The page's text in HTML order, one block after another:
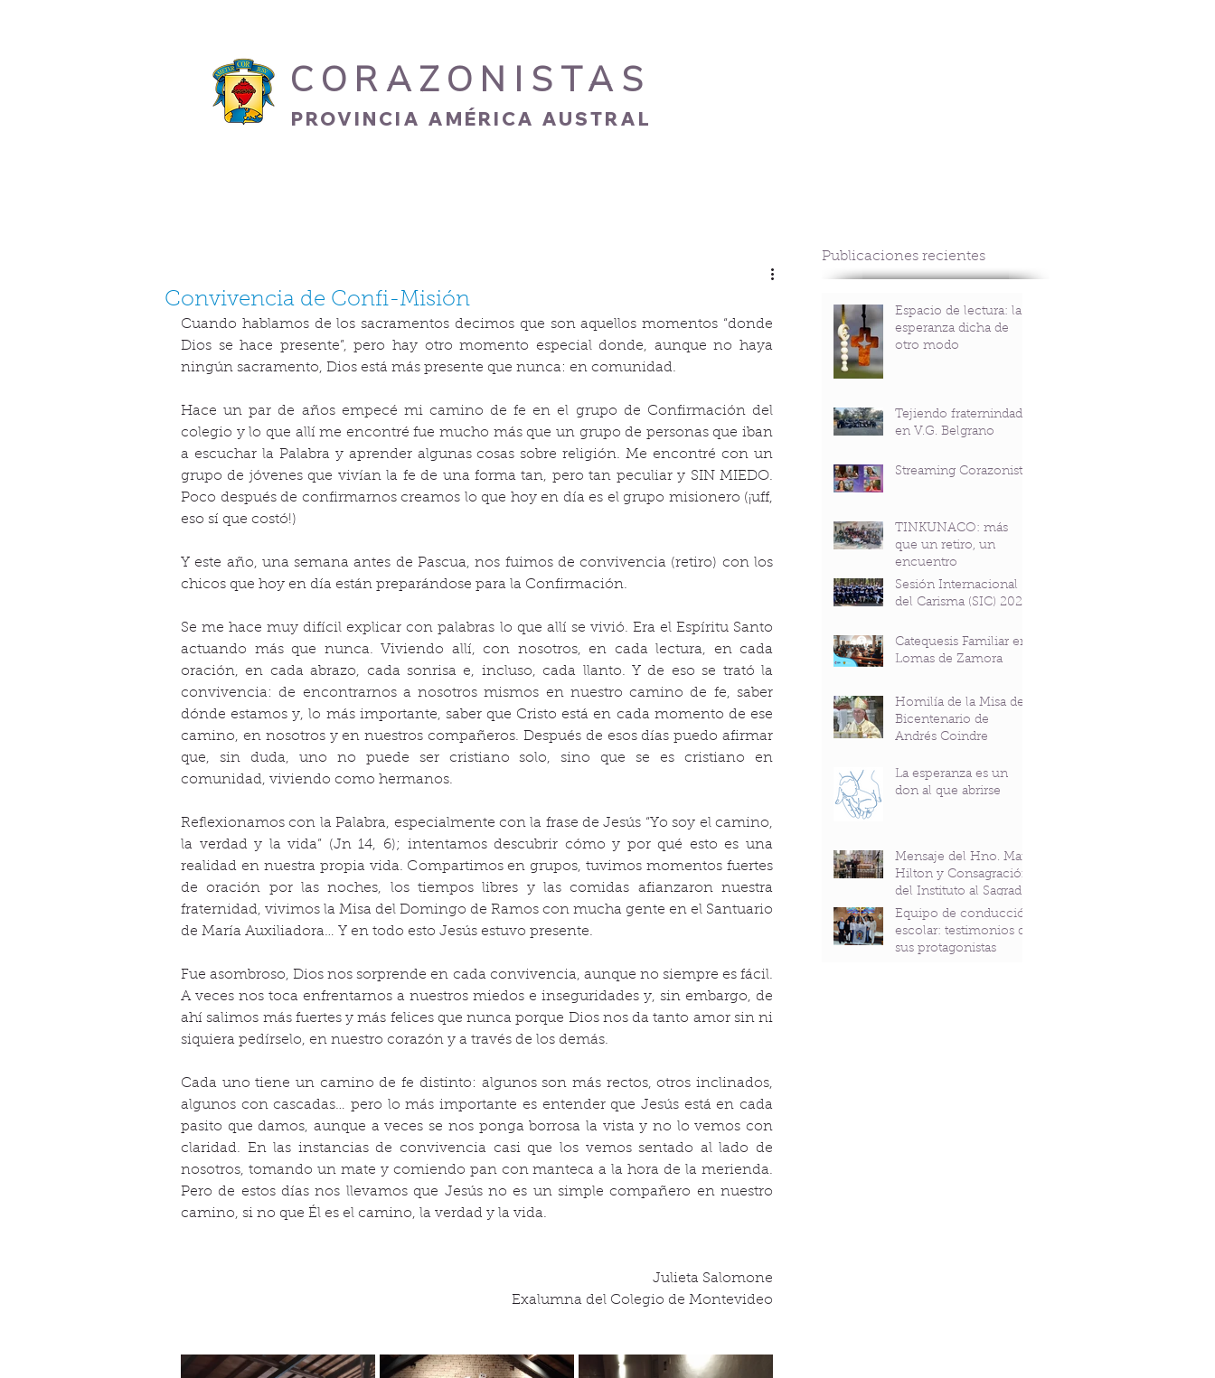
CORAZONISTAS
PROVINCIA AMÉRICA AUSTRAL
Convivencia de Confi-Misión
Cuando hablamos de los sacramentos decimos que son aquellos momentos “donde
Dios se hace presente”, pero hay otro momento especial donde, aunque no haya
ningún sacramento, Dios está más presente que nunca: en comunidad.
Hace un par de años empecé mi camino de fe en el grupo de Confirmación del
colegio y lo que allí me encontré fue mucho más que un grupo de personas que iban
a escuchar la Palabra y aprender algunas cosas sobre religión. Me encontré con un
grupo de jóvenes que vivían la fe de una forma tan, pero tan peculiar y SIN MIEDO.
Poco después de confirmarnos creamos lo que hoy en día es el grupo misionero (¡uff,
eso sí que costó!)
Y este año, una semana antes de Pascua, nos fuimos de convivencia (retiro) con los
chicos que hoy en día están preparándose para la Confirmación.
Se me hace muy difícil explicar con palabras lo que allí se vivió. Era el Espíritu Santo
actuando más que nunca. Viviendo allí, con nosotros, en cada lectura, en cada
oración, en cada abrazo, cada sonrisa e, incluso, cada llanto. Y de eso se trató la
convivencia: de encontrarnos a nosotros mismos en nuestro camino de fe, saber
dónde estamos y, lo más importante, saber que Cristo está en cada momento de ese
camino, en nosotros y en nuestros compañeros. Después de esos días puedo afirmar
que, sin duda, uno no puede ser cristiano solo, sino que se es cristiano en
comunidad, viviendo como hermanos.
Reflexionamos con la Palabra, especialmente con la frase de Jesús “Yo soy el camino,
la verdad y la vida” (Jn 14, 6); intentamos descubrir cómo y por qué esto es una
realidad en nuestra propia vida. Compartimos en grupos, tuvimos momentos fuertes
de oración por las noches, los tiempos libres y las comidas afianzaron nuestra
fraternidad, vivimos la Misa del Domingo de Ramos con mucha gente en el Santuario
de María Auxiliadora… Y en todo esto Jesús estuvo presente.
Fue asombroso, Dios nos sorprende en cada convivencia, aunque no siempre es fácil.
A veces nos toca enfrentarnos a nuestros miedos e inseguridades y, sin embargo, de
ahí salimos más fuertes y más felices que nunca porque Dios nos da tanto amor sin ni
siquiera pedírselo, en nuestro corazón y a través de los demás.
Cada uno tiene un camino de fe distinto: algunos son más rectos, otros inclinados,
algunos con cascadas… pero lo más importante es entender que Jesús está en cada
pasito que damos, aunque a veces se nos ponga borrosa la vista y no lo vemos con
claridad. En las instancias de convivencia casi que los vemos sentado al lado de
nosotros, tomando un mate y comiendo pan con manteca a la hora de la merienda.
Pero de estos días nos llevamos que Jesús no es un simple compañero en nuestro
camino, si no que Él es el camino, la verdad y la vida.
Julieta Salomone
Exalumna del Colegio de Montevideo
Publicaciones recientes
Espacio de lectura: la
esperanza dicha de
otro modo
Tejiendo fraternindad
en V.G. Belgrano
Streaming Corazonista
TINKUNACO: más
que un retiro, un
encuentro
Sesión Internacional
del Carisma (SIC) 2026
Catequesis Familiar en
Lomas de Zamora
Homilía de la Misa del
Bicentenario de
Andrés Coindre
La esperanza es un
don al que abrirse
Mensaje del Hno. Mark
Hilton y Consagración
del Instituto al Sagrado
Corazón en el
Bicentenario del P.
Andrés Coindre
Equipo de conducción
escolar: testimonios de
sus protagonistas